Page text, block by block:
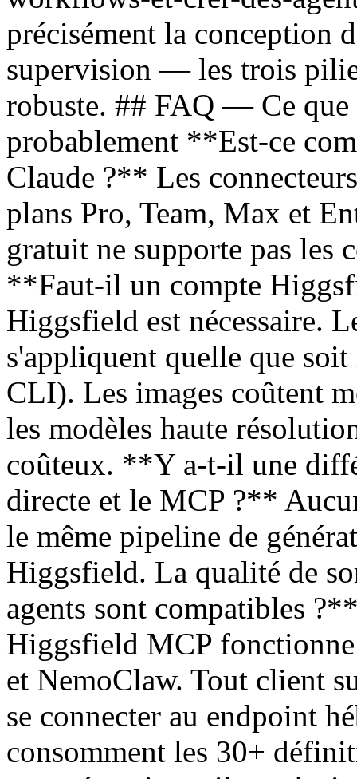
précisément la conception
supervision — les trois
robuste. ## FAQ — Ce que
probablement **Est-ce
Claude ?** Les
plans Pro, Team, Max et
gratuit ne supporte pas les
**Faut-il un compte
Higgsfield est nécessaire.
s'appliquent quelle que
CLI). Les images coûtent
les modèles haute
coûteux. **Y a-t-il une
directe et le MCP ?**
le même pipeline de
Higgsfield. La qualité de
agents sont compatibles
Higgsfield MCP
et NemoClaw. Tout client
se connecter au endpoint
consomment les 30+